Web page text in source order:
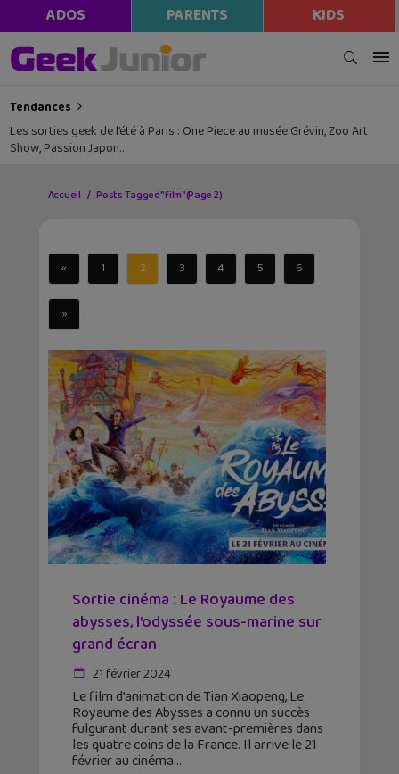
ADOS PARENTS KIDS
Tendances
Les sorties geek de l’été à Paris : One Piece au musée Grévin, Zoo Art
Show, Passion Japon…
Accueil Posts Tagged "film"(Page 2)
« 1 2 3 4 5 6
»
Sortie cinéma : Le Royaume des
abysses, l’odyssée sous-marine sur
grand écran
21 février 2024
Le film d’animation de Tian Xiaopeng, Le
Royaume des Abysses a connu un succès
fulgurant durant ses avant-premières dans
les quatre coins de la France. Il arrive le 21
février au cinéma.